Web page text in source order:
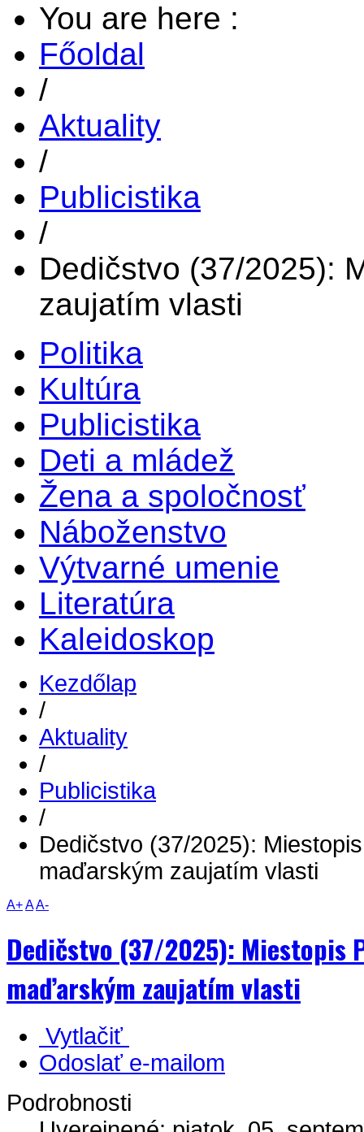
You are here :
Főoldal
/
Aktuality
/
Publicistika
/
Dedičstvo (37/2025):
zaujatím vlasti
Politika
Kultúra
Publicistika
Deti a mládež
Žena a spoločnosť
Náboženstvo
Výtvarné umenie
Literatúra
Kaleidoskop
Kezdőlap
/
Aktuality
/
Publicistika
/
Dedičstvo (37/2025):
maďarským zaujatím vlasti
A+AA-
Dedičstvo (37/2025): Miestopis
maďarským zaujatím vlasti
Vytlačiť
Odoslať e-mailom
Podrobnosti